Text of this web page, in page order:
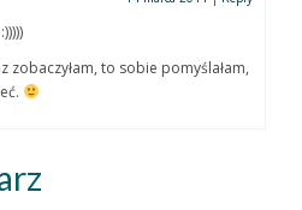
zobaczyłam, to sobie pomyślałam,